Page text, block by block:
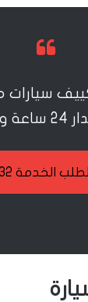
بنا
الخدمة 56656632